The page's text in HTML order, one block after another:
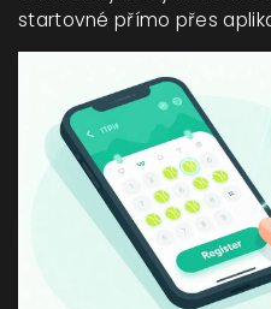
startovné přímo přes